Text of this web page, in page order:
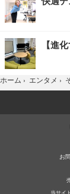
【進
ホーム › エンタメ ›
お
当サイ